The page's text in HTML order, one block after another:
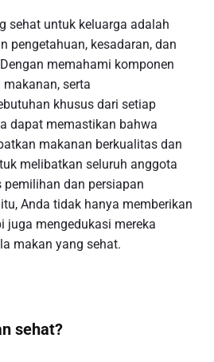
sehat untuk keluarga adalah
pengetahuan, kesadaran, dan
memahami komponen
serta
khusus dari setiap
dapat memastikan bahwa
makanan berkualitas dan
melibatkan seluruh anggota
pemilihan dan persiapan
Anda tidak hanya memberikan
juga mengedukasi mereka
makan yang sehat.
sehat?